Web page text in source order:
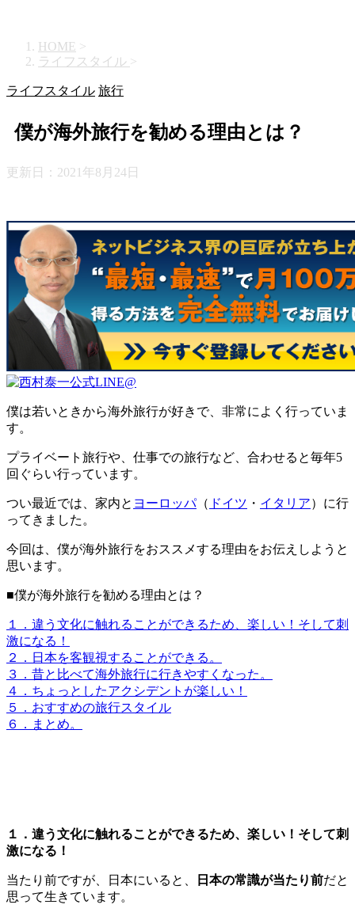
HOME >
ライフスタイル >
ライフスタイル 旅行
僕が海外旅行を勧める理由とは？
更新日： 2021年8月24日
僕は若いときから海外旅行が好きで、非常によく行っていま
す。
プライベート旅行や、仕事での旅行など、合わせると毎年5
回ぐらい行っています。
つい最近では、家内と ヨーロッパ（ ドイツ ・ イタリア）に行
ってきました。
今回は、僕が海外旅行をおススメする理由をお伝えしようと
思います。
■僕が海外旅行を勧める理由とは？
１．違う文化に触れることができるため、楽しい！そして刺
激になる！
２．日本を客観視することができる。
３．昔と比べて海外旅行に行きやすくなった。
４．ちょっとしたアクシデントが楽しい！
５．おすすめの旅行スタイル
６．まとめ。
１ ．違う文化に触れることができるため、楽しい！そして刺
激になる！
当たり前ですが、日本にいると、 日本の常識が当たり前だと
思って生きています。